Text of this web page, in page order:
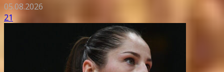
05.08.2026
21